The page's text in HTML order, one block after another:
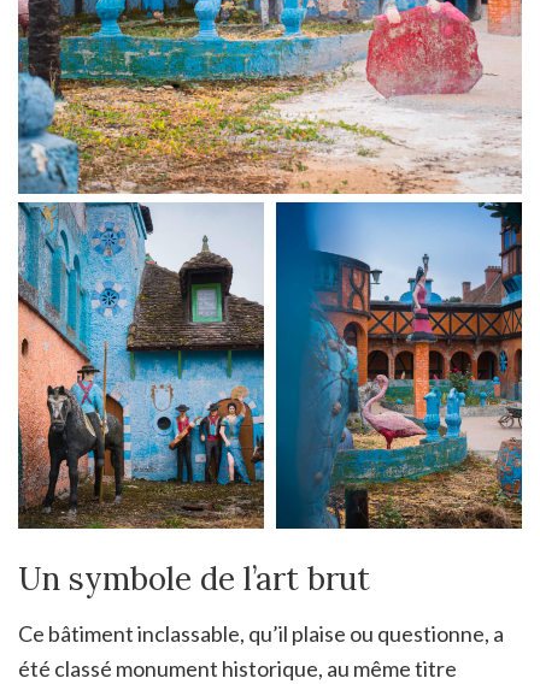
Un symbole de l’art brut
Ce bâtiment inclassable, qu’il plaise ou questionne, a
été classé monument historique, au même titre